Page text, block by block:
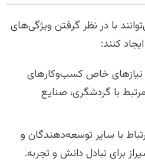
با در نظر گرفتن ویژگی‌های
کنند:
نیازهای خاص کسب‌وکارهای
با گردشگری، صنایع
با سایر توسعه‌دهندگان و
برای تبادل دانش و تجربه.